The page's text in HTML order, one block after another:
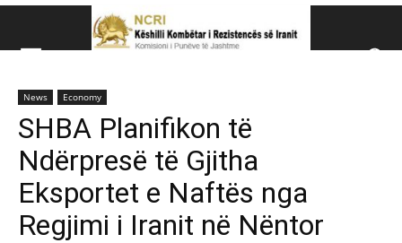
Këshillit Kombëtar të Rezistencës së Iranit (NCRI)
News Economy
SHBA Planifikon të
Ndërpresë të Gjitha
Eksportet e Naftës nga
Regjimi i Iranit në Nëntor